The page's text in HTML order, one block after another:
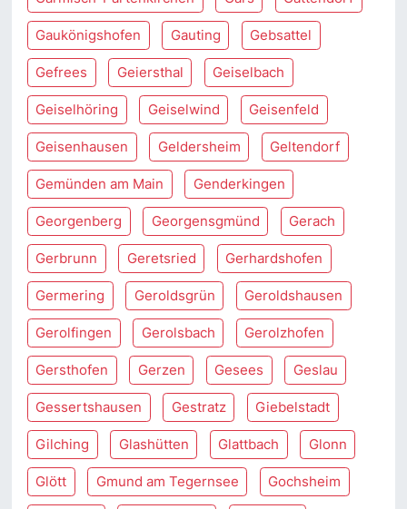
Gaukönigshofen Gauting Gebsattel
Gefrees Geiersthal Geiselbach
Geiselhöring Geiselwind Geisenfeld
Geisenhausen Geldersheim Geltendorf
Gemünden am Main Genderkingen
Georgenberg Georgensgmünd Gerach
Gerbrunn Geretsried Gerhardshofen
Germering Geroldsgrün Geroldshausen
Gerolfingen Gerolsbach Gerolzhofen
Gersthofen Gerzen Gesees Geslau
Gessertshausen Gestratz Giebelstadt
Gilching Glashütten Glattbach Glonn
Glött Gmund am Tegernsee Gochsheim